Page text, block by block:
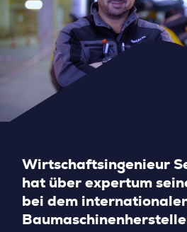
Wirtschaftsingenieur
hat über expertum
bei dem